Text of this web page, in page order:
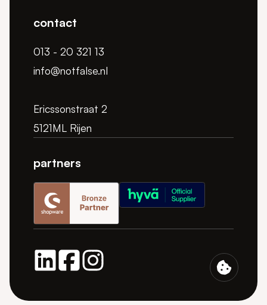
contact
013 - 20 321 13
info@notfalse.nl
Ericssonstraat 2
5121ML Rijen
partners